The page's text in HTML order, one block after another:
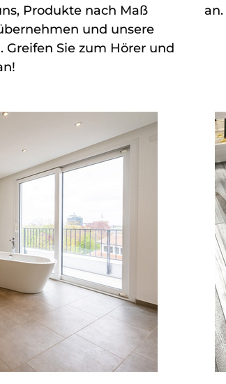
Produkte nach Maß
und unsere
Greifen Sie zum Hörer und